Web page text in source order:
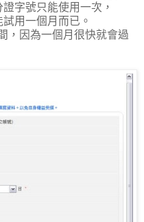
字號只能使用一次，
用一個月而已。
，因為一個月很快就會過